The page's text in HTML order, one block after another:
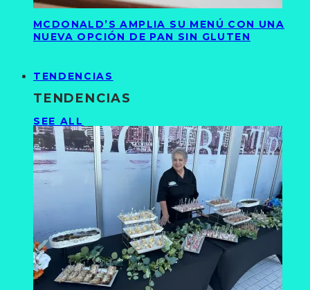
MCDONALD’S AMPLIA SU MENÚ CON UNA
NUEVA OPCIÓN DE PAN SIN GLUTEN
TENDENCIAS
TENDENCIAS
SEE ALL